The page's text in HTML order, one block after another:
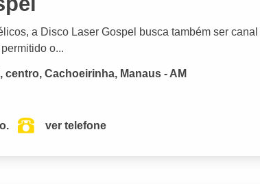
a Disco Laser Gospel busca também ser
o...
centro, Cachoeirinha, Manaus - AM
ver telefone